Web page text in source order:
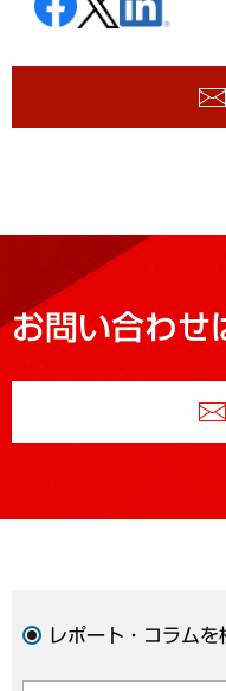
お問い合わせ
レポート・コラムを